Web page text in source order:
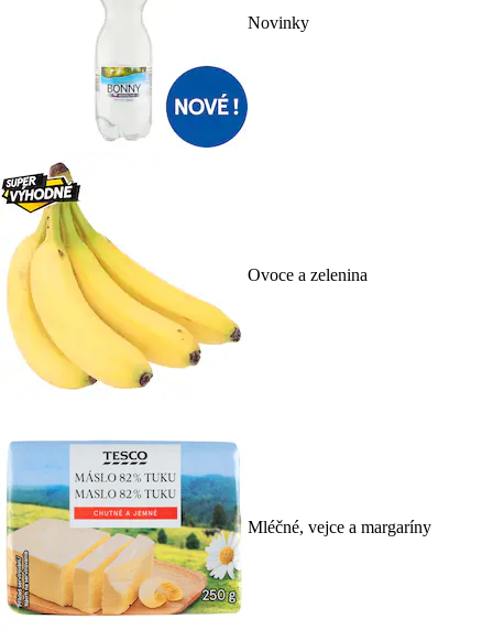
Novinky
Ovoce a zelenina
Mléčné, vejce a margaríny